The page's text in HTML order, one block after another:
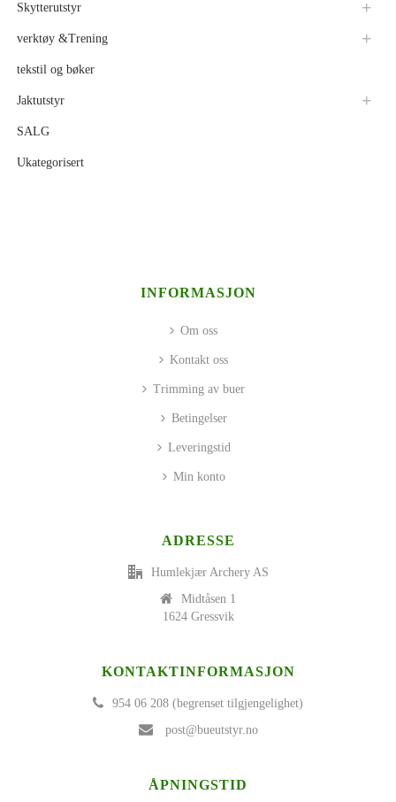
Skytterutstyr
verktøy &Trening
tekstil og bøker
Jaktutstyr
SALG
Ukategorisert
INFORMASJON
Om oss
Kontakt oss
Trimming av buer
Betingelser
Leveringstid
Min konto
ADRESSE
Humlekjær Archery AS
Midtåsen 1
1624 Gressvik
KONTAKTINFORMASJON
954 06 208 (begrenset tilgjengelighet)
post@bueutstyr.no
ÅPNINGSTID